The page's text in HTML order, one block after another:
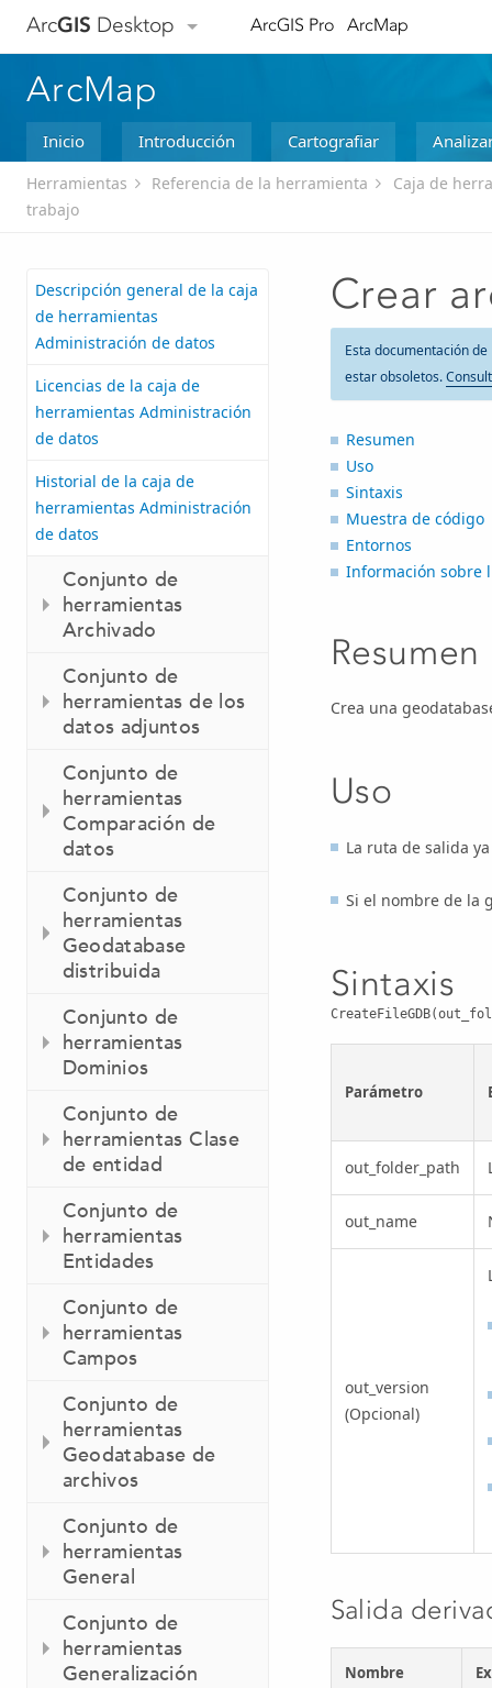
ArcGIS Desktop ArcGIS Pro ArcMap
ArcMap
Inicio Introducción Cartografiar
Herramientas Referencia de la herramienta
Caja de
trabajo
Descripción general de la caja
de herramientas
Administración de datos
Licencias de la caja de
herramientas Administración
de datos
Historial de la caja de
herramientas Administración
de datos
Conjunto de
herramientas
Archivado
Conjunto de
herramientas de los
datos adjuntos
Conjunto de
herramientas
Comparación de
datos
Conjunto de
herramientas
Geodatabase
distribuida
Conjunto de
herramientas
Dominios
Conjunto de
herramientas Clase
de entidad
Conjunto de
herramientas
Entidades
Conjunto de
herramientas
Campos
Conjunto de
herramientas
Geodatabase de
archivos
Conjunto de
herramientas
General
Conjunto de
herramientas
Generalización
Crear
Esta documentación
estar obsoletos.
Resumen
Uso
Sintaxis
Muestra de código
Entornos
Información sobre
Resumen
Crea una
Uso
La ruta de salida
Si el nombre de la
Sintaxis
Parámetro
out_folder_path
out_name
out_version
(Opcional)
Salida
Nombre